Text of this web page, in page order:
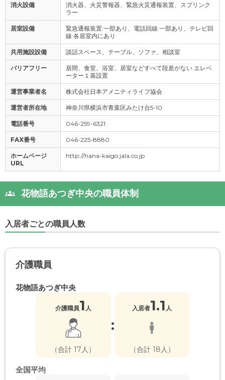
消火設備
消火器、火災警報器、緊急火災通報装置、スプリンク
ラー
居室設備
緊急通報装置:一部あり、電話回線:一部あり、テレビ回
線:各居室内にあり
共用施設設備 談話スペース、テーブル、ソファ、相談室
バリアフリー
居間、食堂、浴室、居室などすべて段差がない エレベ
ーター１基設置
運営事業者名 株式会社日本アメニティライフ協会
運営者所在地 神奈川県横浜市青葉区みたけ台5-10
電話番号 046-259-6321
FAX番号 046-225-8880
ホームページ
URL
http://hana-kaigo.jala.co.jp
花物語あつぎ中央の職員体制
入居者ごとの職員人数
介護職員
花物語あつぎ中央
介護職員1 人
（合計 17人）
:
入居者1.1 人
（合計 18人）
全国平均